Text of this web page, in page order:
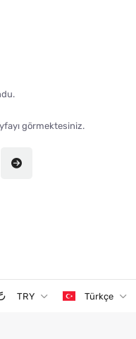
görmektesiniz.
TRY Türkçe